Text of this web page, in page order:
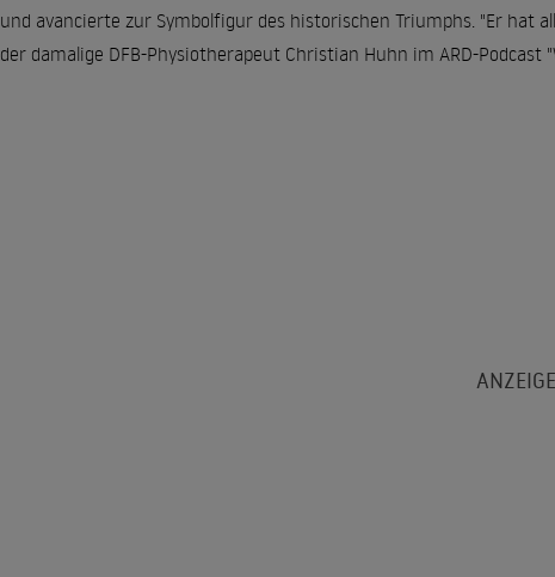
und avancierte zur Symbolfigur des historischen Triumphs. "Er hat
der damalige DFB-Physiotherapeut Christian Huhn im ARD-Podcast